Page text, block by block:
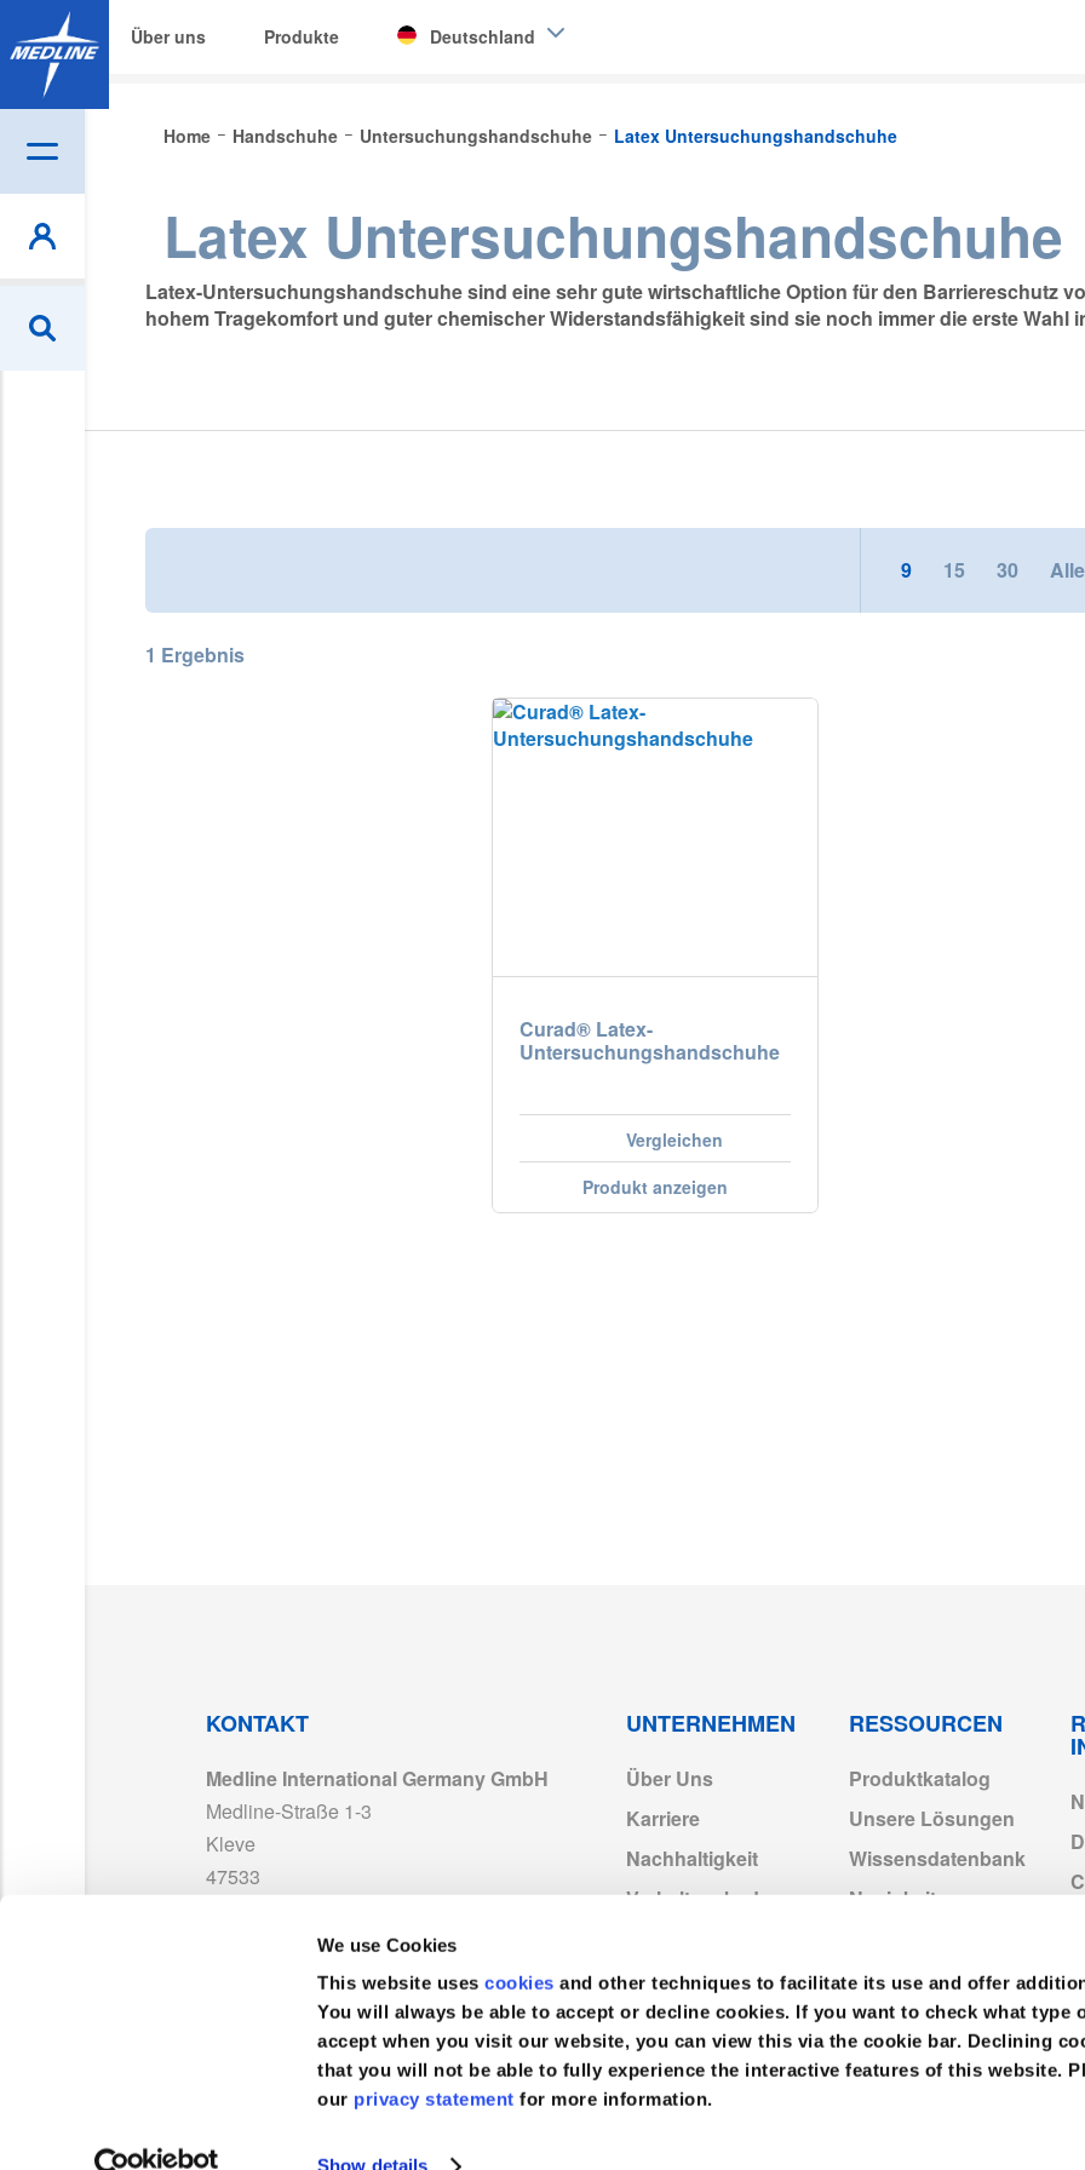
We use Cookies
This website usescookiesand other techniques to facilitate its use and offer
You will always be able to accept or decline cookies. If you want to check what type
accept when you visit our website, you can view this via the cookie bar. Declining
that you will not be able to fully experience the interactive features of this website.
our privacy statement for more information.
Show details
Über uns Produkte Deutschland
Deutschland
España
United Kingdom
Home Handschuhe Untersuchungshandschuhe Latex Untersuchungshandschuhe
Latex Untersuchungshandschuhe
Latex-Untersuchungshandschuhe sind eine sehr gute wirtschaftliche Option für den Barriereschutz
hohem Tragekomfort und guter chemischer Widerstandsfähigkeit sind sie noch immer die erste Wahl
9 15 30 Alle
1 Ergebnis
Curad® Latex-
Untersuchungshandschuhe
Vergleichen
Produkt anzeigen
KONTAKT
Medline International Germany GmbH
Medline-Straße 1-3
Kleve
47533
+49 2821 7510-0
+49 2821 7510-7801
Kundenservice
UNTERNEHMEN
Über Uns
Karriere
Nachhaltigkeit
Verhaltenskodex
Medline Europe
Corporate
RESSOURCEN
Produktkatalog
Unsere Lösungen
Wissensdatenbank
Neuigkeiten